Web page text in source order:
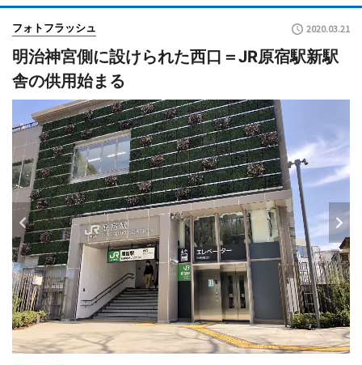
フォトフラッシュ 2020.03.21
明治神宮側に設けられた西口＝JR原宿駅新駅
舎の供用始まる